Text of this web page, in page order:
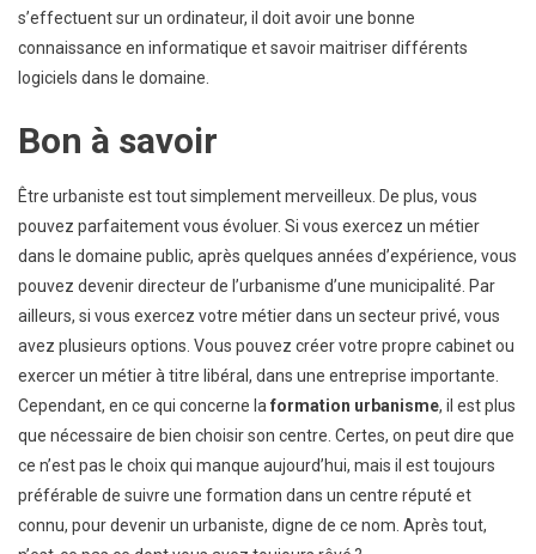
s’effectuent sur un ordinateur, il doit avoir une bonne
connaissance en informatique et savoir maitriser différents
logiciels dans le domaine.
Bon à savoir
Être urbaniste est tout simplement merveilleux. De plus, vous
pouvez parfaitement vous évoluer. Si vous exercez un métier
dans le domaine public, après quelques années d’expérience, vous
pouvez devenir directeur de l’urbanisme d’une municipalité. Par
ailleurs, si vous exercez votre métier dans un secteur privé, vous
avez plusieurs options. Vous pouvez créer votre propre cabinet ou
exercer un métier à titre libéral, dans une entreprise importante.
Cependant, en ce qui concerne laformation urbanisme, il est plus
que nécessaire de bien choisir son centre. Certes, on peut dire que
ce n’est pas le choix qui manque aujourd’hui, mais il est toujours
préférable de suivre une formation dans un centre réputé et
connu, pour devenir un urbaniste, digne de ce nom. Après tout,